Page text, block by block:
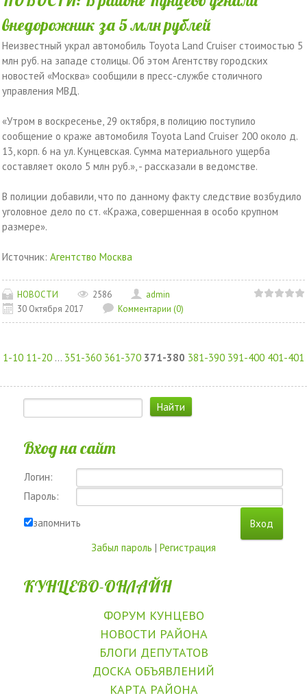
внедорожник за 5 млн рублей
Неизвестный украл автомобиль Toyota Land Cruiser стоимостью 5
млн руб. на западе столицы. Об этом Агентству городских
новостей «Москва» сообщили в пресс-службе столичного
управления МВД.
«Утром в воскресенье, 29 октября, в полицию поступило
сообщение о краже автомобиля Toyota Land Cruiser 200 около д.
13, корп. 6 на ул. Кунцевская. Сумма материального ущерба
составляет около 5 млн руб.», - рассказали в ведомстве.
В полиции добавили, что по данному факту следствие возбудило
уголовное дело по ст. «Кража, совершенная в особо крупном
размере».
Источник: Агентство Москва
НОВОСТИ 2586
admin
30 Октября 2017
Комментарии (0)
1-10 11-20 ... 351-360 361-370 371-380 381-390 391-400 401-401
Вход на сайт
Логин:
Пароль:
запомнить
Забыл пароль | Регистрация
КУНЦЕВО-ОНЛАЙН
ФОРУМ КУНЦЕВО
НОВОСТИ РАЙОНА
БЛОГИ ДЕПУТАТОВ
ДОСКА ОБЪЯВЛЕНИЙ
КАРТА РАЙОНА